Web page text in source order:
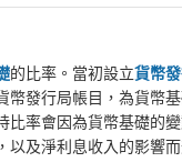
的比率。當初設立貨幣
幣發行局帳目，為貨幣
比率會因為貨幣基礎的
以及淨利息收入的影響